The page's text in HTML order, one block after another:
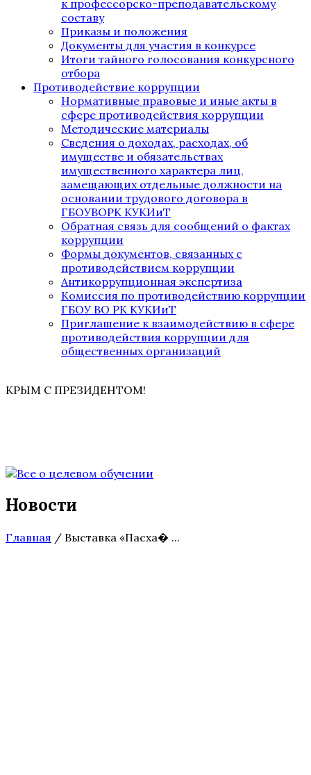
к профессорско-преподавательскому
составу
Приказы и положения
Документы для участия в конкурсе
Итоги тайного голосования конкурсного
отбора
Противодействие коррупции
Нормативные правовые и иные акты в
сфере противодействия коррупции
Методические материалы
Сведения о доходах, расходах, об
имуществе и обязательствах
имущественного характера лиц,
замещающих отдельные должности на
основании трудового договора в
ГБОУВОРК КУКИиТ
Обратная связь для сообщений о фактах
коррупции
Формы документов, связанных с
противодействием коррупции
Антикоррупционная экспертиза
Комиссия по противодействию коррупции
ГБОУ ВО РК КУКИиТ
Приглашение к взаимодействию в сфере
противодействия коррупции для
общественных организаций
КРЫМ С ПРЕЗИДЕНТОМ!
Новости
Главная / Выставка «Пасха� ...